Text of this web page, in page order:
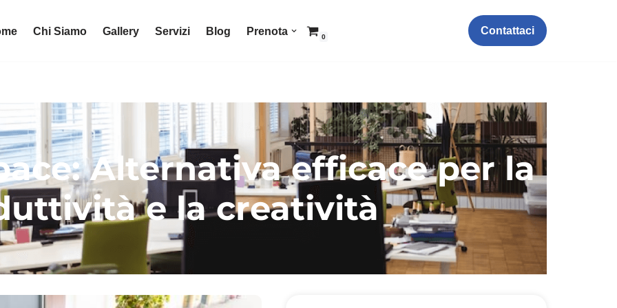
Chi Siamo Gallery Servizi Blog Prenota 0 Contattaci
Alternativa efficace per la
e la creatività